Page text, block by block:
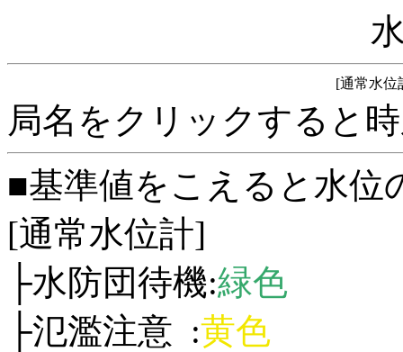
[通常水位
局名をクリックすると
■基準値をこえると水位
[通常水位計]
├水防団待機:緑色
├氾濫注意 :黄色